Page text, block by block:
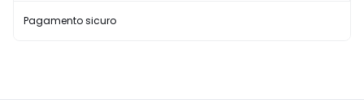
Pagamento sicuro